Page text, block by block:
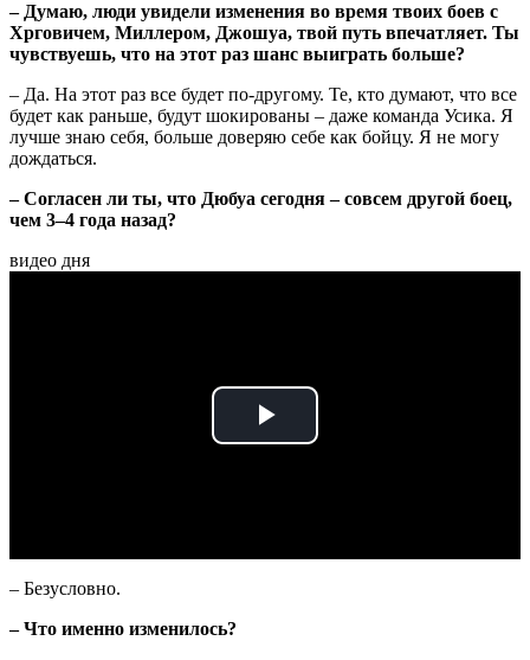
– Думаю, люди увидели изменения во время твоих боев с
Хрговичем, Миллером, Джошуа, твой путь впечатляет. Ты
чувствуешь, что на этот раз шанс выиграть больше?
– Да. На этот раз все будет по-другому. Те, кто думают, что все
будет как раньше, будут шокированы – даже команда Усика. Я
лучше знаю себя, больше доверяю себе как бойцу. Я не могу
дождаться.
– Согласен ли ты, что Дюбуа сегодня – совсем другой боец,
чем 3–4 года назад?
видео дня
Play
– Безусловно.
– Что именно изменилось?